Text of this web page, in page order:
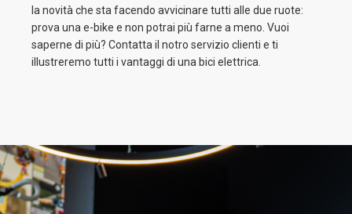
la novità che sta facendo avvicinare tutti alle due ruote:
prova una e-bike e non potrai più farne a meno. Vuoi
saperne di più? Contatta il notro servizio clienti e ti
illustreremo tutti i vantaggi di una bici elettrica.